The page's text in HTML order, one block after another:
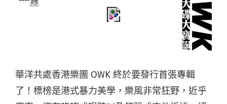
華洋共處香港樂團 OWK 終於要發行首張專輯
了！標榜是港式暴力美學，樂風非常狂野，近乎